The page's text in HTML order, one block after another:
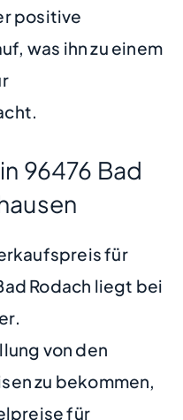
positive
was ihn zu einem
96476 Bad
für
Rodach liegt bei
von den
zu bekommen,
für